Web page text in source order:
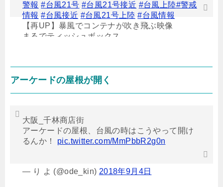
警報 #台風21号 #台風21号接近 #台風上陸#警戒
情報 #台風接近 #台風21号上陸 #台風情報
【再UP】暴風でコンテナが吹き飛ぶ映像
まるでティッシュボックス
— 🦋ななみん🦋 (@7nanamin31)
アーケードの屋根が開く
大阪_千林商店街
アーケードの屋根、台風の時はこうやって開け
るんか！ pic.twitter.com/MmPbbR2g0n
— り よ (@ode_kin) 2018年9月4日